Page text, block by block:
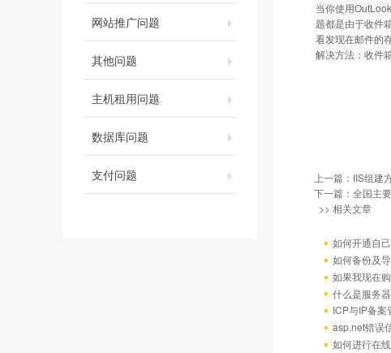
网站推广问题
其他问题
主机租用问题
数据库问题
支付问题
当你使用
题都是由于收件
看发现在邮件的
解决方法：收件
上一篇： IIS组建
下一篇： 全国主
>> 相关文章
如何开通自
如何备份及
如果我现在
什么是服务
ICP与IP备案
asp.net错误
如何进行在